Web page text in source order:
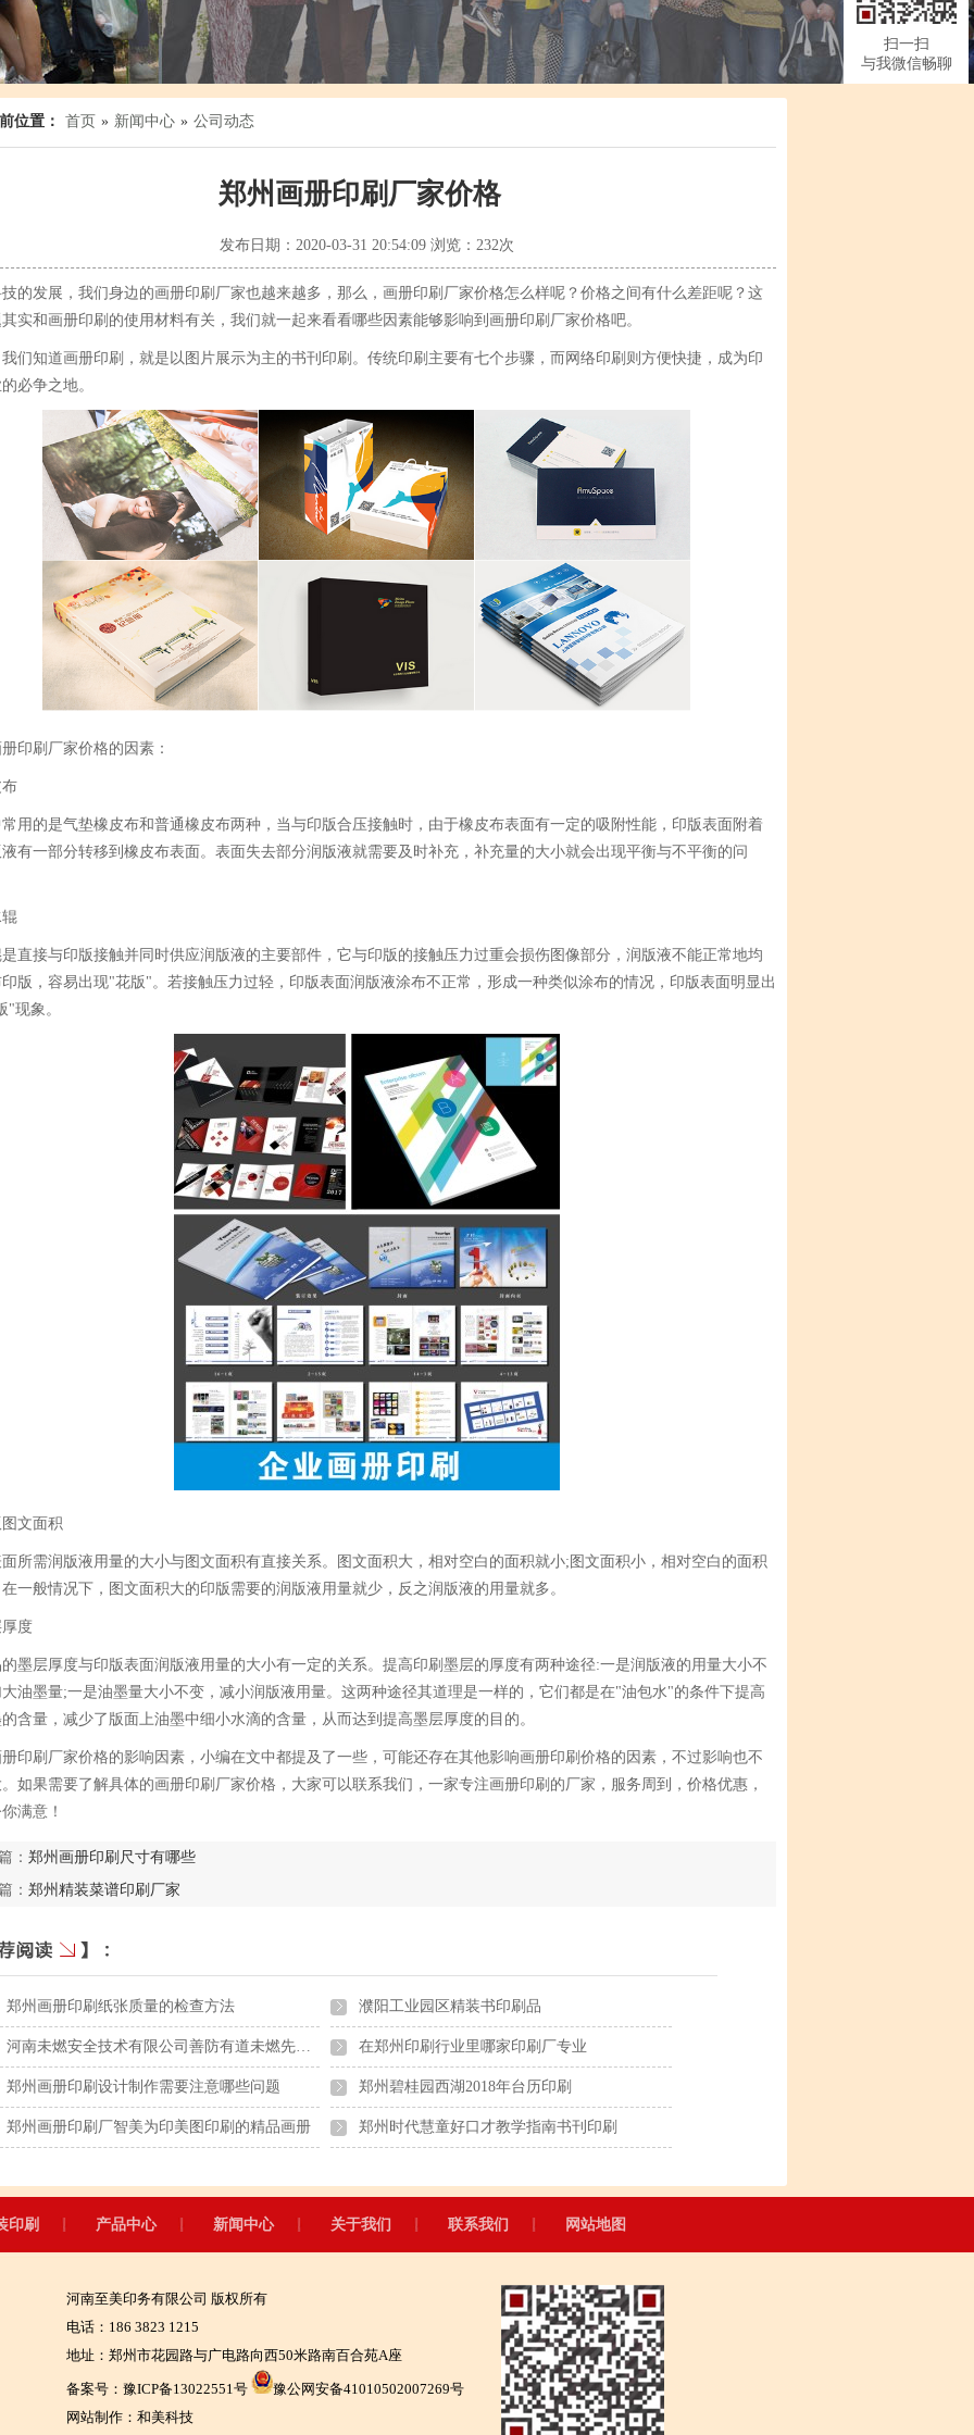
位置： 首页 » 新闻中心 » 公司动态
郑州画册印刷厂家价格
发布日期：2020-03-31 20:54:09 浏览：232次
技的发展，我们身边的画册印刷厂家也越来越多，那么，画册印刷厂家价格怎么样呢？价格之间有什么差距呢？这
实和画册印刷的使用材料有关，我们就一起来看看哪些因素能够影响到画册印刷厂家价格吧。
们知道画册印刷，就是以图片展示为主的书刊印刷。传统印刷主要有七个步骤，而网络印刷则方便快捷，成为印
必争之地。
印刷厂家价格的因素：
用的是气垫橡皮布和普通橡皮布两种，当与印版合压接触时，由于橡皮布表面有一定的吸附性能，印版表面附着
有一部分转移到橡皮布表面。表面失去部分润版液就需要及时补充，补充量的大小就会出现平衡与不平衡的问
直接与印版接触并同时供应润版液的主要部件，它与印版的接触压力过重会损伤图像部分，润版液不能正常地均
版，容易出现"花版"。若接触压力过轻，印版表面润版液涂布不正常，形成一种类似涂布的情况，印版表面明显出
"现象。
文面积
所需润版液用量的大小与图文面积有直接关系。图文面积大，相对空白的面积就小;图文面积小，相对空白的面积
一般情况下，图文面积大的印版需要的润版液用量就少，反之润版液的用量就多。
度
墨层厚度与印版表面润版液用量的大小有一定的关系。提高印刷墨层的厚度有两种途径:一是润版液的用量大小不
油墨量;一是油墨量大小不变，减小润版液用量。这两种途径其道理是一样的，它们都是在"油包水"的条件下提高
含量，减少了版面上油墨中细小水滴的含量，从而达到提高墨层厚度的目的。
印刷厂家价格的影响因素，小编在文中都提及了一些，可能还存在其他影响画册印刷价格的因素，不过影响也不
如果需要了解具体的画册印刷厂家价格，大家可以联系我们，一家专注画册印刷的厂家，服务周到，价格优惠，
满意！
： 郑州画册印刷尺寸有哪些
： 郑州精装菜谱印刷厂家
郑州画册印刷纸张质量的检查方法 濮阳工业园区精装书印刷品
河南未燃安全技术有限公司善防有道未燃先行2018年台历印刷 在郑州印刷行业里哪家印刷厂专业
郑州画册印刷设计制作需要注意哪些问题 郑州碧桂园西湖2018年台历印刷
郑州画册印刷厂智美为印美图印刷的精品画册 郑州时代慧童好口才教学指南书刊印刷
印刷 产品中心 新闻中心 关于我们 联系我们 网站地图
河南至美印务有限公司 版权所有
电话：186 3823 1215
地址：郑州市花园路与广电路向西50米路南百合苑A座
备案号： 豫ICP备13022551号
豫公网安备41010502007269号
网站制作： 和美科技
扫一扫
与我微信畅聊